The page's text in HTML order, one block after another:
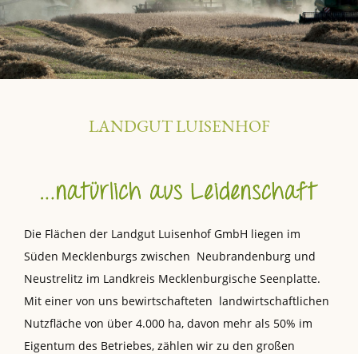
LANDGUT LUISENHOF
Die Flächen der Landgut Luisenhof GmbH liegen im
Süden Mecklenburgs zwischen Neubrandenburg und
Neustrelitz im Landkreis Mecklenburgische Seenplatte.
Mit einer von uns bewirtschafteten landwirtschaftlichen
Nutzfläche von über 4.000 ha, davon mehr als 50% im
Eigentum des Betriebes, zählen wir zu den großen